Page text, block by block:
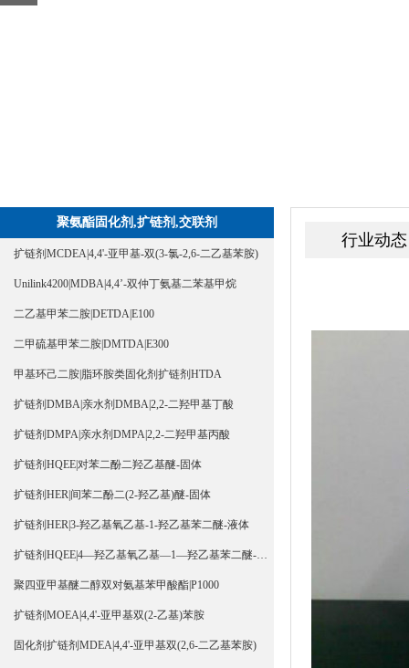
聚氨酯固化剂,扩链剂,交联剂
扩链剂MCDEA|4,4'-亚甲基-双(3-氯-2,6-二乙基苯胺)
Unilink4200|MDBA|4,4’-双仲丁氨基二苯基甲烷
二乙基甲苯二胺|DETDA|E100
二甲硫基甲苯二胺|DMTDA|E300
甲基环己二胺|脂环胺类固化剂扩链剂HTDA
扩链剂DMBA|亲水剂DMBA|2,2-二羟甲基丁酸
扩链剂DMPA|亲水剂DMPA|2,2-二羟甲基丙酸
扩链剂HQEE|对苯二酚二羟乙基醚-固体
扩链剂HER|间苯二酚二(2-羟乙基)醚-固体
扩链剂HER|3-羟乙基氧乙基-1-羟乙基苯二醚-液体
扩链剂HQEE|4—羟乙基氧乙基—1—羟乙基苯二醚-液体
聚四亚甲基醚二醇双对氨基苯甲酸酯|P1000
扩链剂MOEA|4,4'-亚甲基双(2-乙基)苯胺
固化剂扩链剂MDEA|4,4'-亚甲基双(2,6-二乙基苯胺)
行业动态